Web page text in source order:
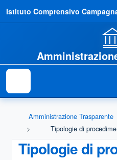
Istituto Comprensivo
Amministrazione Trasparente
Tipologie di
Tipologie di